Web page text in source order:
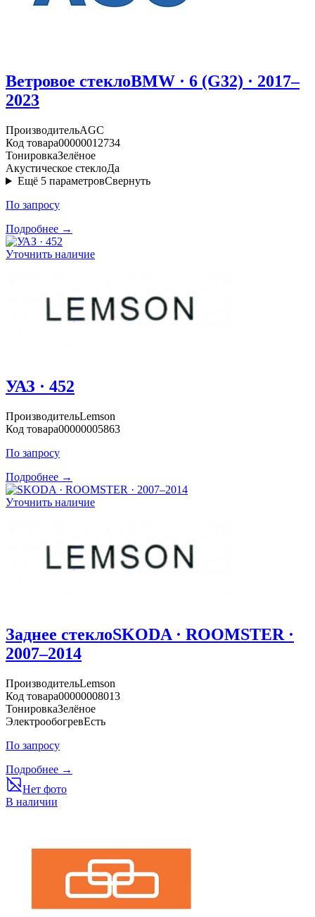
Ветровое стеклоBMW · 6 (G32) · 2017–
2023
ПроизводительAGC
Код товара00000012734
ТонировкаЗелёное
Акустическое стеклоДа
Ещё 5 параметровСвернуть
По запросу
Подробнее →
Уточнить наличие
УАЗ · 452
ПроизводительLemson
Код товара00000005863
По запросу
Подробнее →
Уточнить наличие
Заднее стеклоSKODA · ROOMSTER ·
2007–2014
ПроизводительLemson
Код товара00000008013
ТонировкаЗелёное
ЭлектрообогревЕсть
По запросу
Подробнее →
Нет фото
В наличии